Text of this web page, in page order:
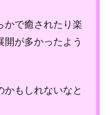
かで癒されたり楽
開が多かったよう
かもしれないなと